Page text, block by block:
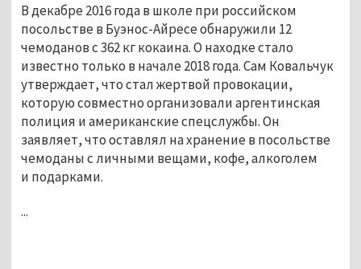
В декабре 2016 года в школе при российском
посольстве в Буэнос-Айресе обнаружили 12
чемоданов с 362 кг кокаина. О находке стало
известно только в начале 2018 года. Сам Ковальчук
утверждает, что стал жертвой провокации,
которую совместно организовали аргентинская
полиция и американские спецслужбы. Он
заявляет, что оставлял на хранение в посольстве
чемоданы с личными вещами, кофе, алкоголем
и подарками.
...